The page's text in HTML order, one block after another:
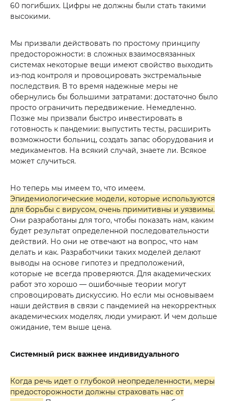
60 погибших. Цифры не должны были стать такими
высокими.
Мы призвали действовать по простому принципу
предосторожности: в сложных взаимосвязанных
системах некоторые вещи имеют свойство выходить
из-под контроля и провоцировать экстремальные
последствия. В то время надежные меры не
обернулись бы большими затратами: достаточно было
просто ограничить передвижение. Немедленно.
Позже мы призвали быстро инвестировать в
готовность к пандемии: выпустить тесты, расширить
возможности больниц, создать запас оборудования и
медикаментов. На всякий случай, знаете ли. Всякое
может случиться.
Но теперь мы имеем то, что имеем.
Эпидемиологические модели, которые используются
для борьбы с вирусом, очень примитивны и уязвимы.
Они разработаны для того, чтобы показать нам, каким
будет результат определенной последовательности
действий. Но они не отвечают на вопрос, что нам
делать и как. Разработчики таких моделей делают
выводы на основе гипотез и предположений,
которые не всегда проверяются. Для академических
работ это хорошо — ошибочные теории могут
спровоцировать дискуссию. Но если мы основываем
наши действия в связи с пандемией на некорректных
академических моделях, люди умирают. И чем дольше
ожидание, тем выше цена.
Системный риск важнее индивидуального
Когда речь идет о глубокой неопределенности, меры
предосторожности должны страховать нас от